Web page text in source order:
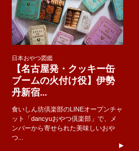
日本おやつ図鑑
【名古屋発・クッキー缶
ブームの火付け役】伊勢
丹新宿...
食いしん坊倶楽部のLINEオープンチャ
ット「dancyuおやつ倶楽部」で、メ
ンバーから寄せられた美味しいおや
つ...